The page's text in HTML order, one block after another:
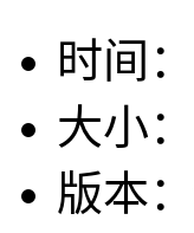
时间：
大小：
版本：